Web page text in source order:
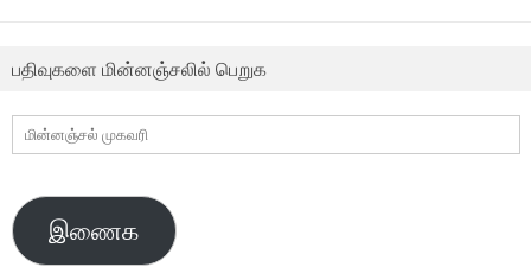
பதிவுகளை மின்னஞ்சலில் பெறுக
மின்னஞ்சல்
முகவரி
இணைக